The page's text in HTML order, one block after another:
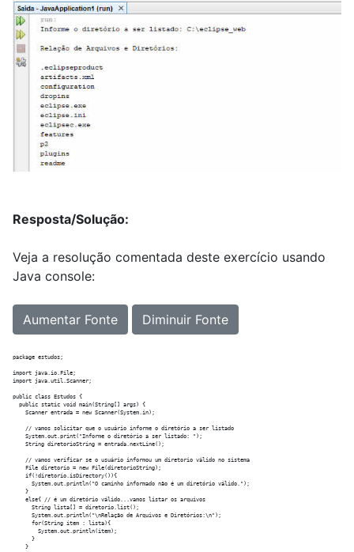
Resposta/Solução:
Veja a resolução comentada deste exercício usando
Java console:
Aumentar Fonte Diminuir Fonte
package estudos;
import java.io.File;
import java.util.Scanner;
public class Estudos {
  public static void main(String[] args) {
    Scanner entrada = new Scanner(System.in);
    // vamos solicitar que o usuário informe o diretório a ser listado
    System.out.print("Informe o diretório a ser listado: ");
    String diretorioString = entrada.nextLine();
    // vamos verificar se o usuário informou um diretorio válido no sistema
    File diretorio = new File(diretorioString);
    if(!diretorio.isDirectory()){
      System.out.println("O caminho informado não é um diretório válido.");
    }
    else{ // é um diretório válido...vamos listar os arquivos
      String lista[] = diretorio.list();
      System.out.println("\nRelação de Arquivos e Diretórios:\n");
      for(String item : lista){
        System.out.println(item);
      }
    }